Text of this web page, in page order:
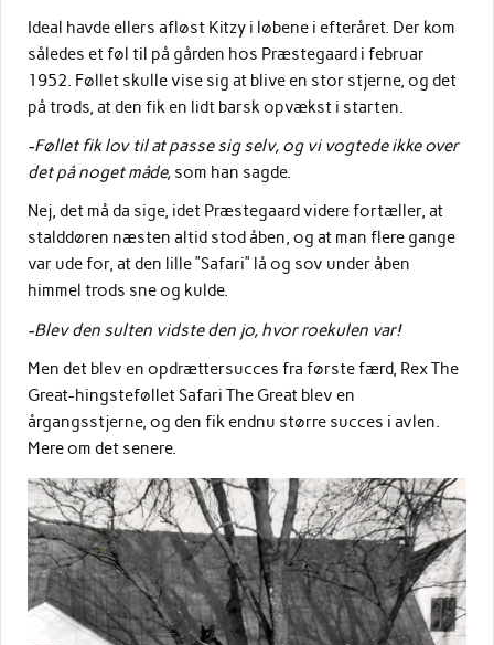
Ideal havde ellers afløst Kitzy i løbene i efteråret. Der kom
således et føl til på gården hos Præstegaard i februar
1952. Føllet skulle vise sig at blive en stor stjerne, og det
på trods, at den fik en lidt barsk opvækst i starten.
-Føllet fik lov til at passe sig selv, og vi vogtede ikke over
det på noget måde, som han sagde.
Nej, det må da sige, idet Præstegaard videre fortæller, at
stalddøren næsten altid stod åben, og at man flere gange
var ude for, at den lille ”Safari” lå og sov under åben
himmel trods sne og kulde.
-Blev den sulten vidste den jo, hvor roekulen var!
Men det blev en opdrættersucces fra første færd, Rex The
Great-hingsteføllet Safari The Great blev en
årgangsstjerne, og den fik endnu større succes i avlen.
Mere om det senere.